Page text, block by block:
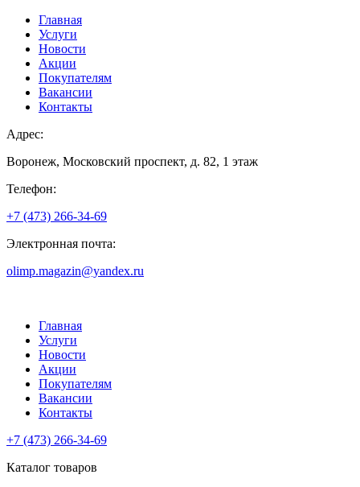
Главная
Услуги
Новости
Акции
Покупателям
Вакансии
Контакты
Адрес:
Воронеж, Московский проспект, д. 82, 1 этаж
Телефон:
+7 (473) 266-34-69
Электронная почта:
olimp.magazin@yandex.ru
Главная
Услуги
Новости
Акции
Покупателям
Вакансии
Контакты
+7 (473) 266-34-69
Каталог товаров